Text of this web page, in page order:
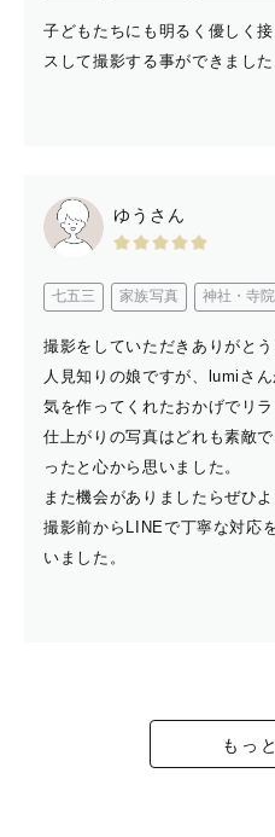
子どもたちにも明るく優しく
スして撮影する事ができまし
ゆうさん
七五三 家族写真 神社・寺院
撮影をしていただきありがとう
人見知りの娘ですが、lumiさ
気を作ってくれたおかげでリ
仕上がりの写真はどれも素敵
ったと心から思いました。
また機会がありましたらぜひ
撮影前からLINEで丁寧な対応
いました。
もっ